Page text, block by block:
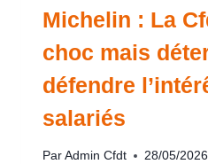
Michelin : La
choc mais
défendre
salariés
Par Admin Cfdt 28/05/2026